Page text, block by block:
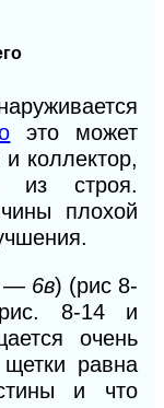
это может
коллектор,
из строя.
плохой
— 6в) (рис 8-
8-14 и
очень
равна
и что